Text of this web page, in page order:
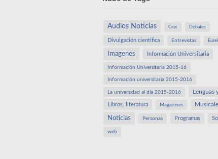
Audios Noticias Cine Debates
Divulgación científica Entrevistas
Imagenes Información Universitaria
Información Universitaria 2015-16
Información universitaria 2015-2016
La universidad al día 2015-2016 Lenguas
Libros, literatura Magazines
Noticias Personas Programas
web